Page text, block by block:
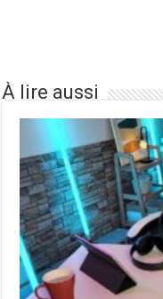
À lire aussi